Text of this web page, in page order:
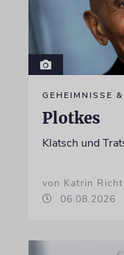
GEHEIMNISSE
Plotkes
Klatsch und
von Katrin
06.08.2026